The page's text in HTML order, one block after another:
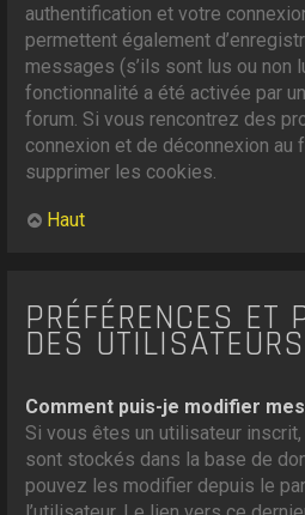
authentification et votre
permettent également
messages (s’ils sont lus ou non
fonctionnalité a été activée par
forum. Si vous rencontrez des
connexion et de déconnexion au
supprimer les cookies.
Haut
PRÉFÉRENCES ET
DES UTILISATEURS
Comment puis-je modifier
Si vous êtes un utilisateur
sont stockés dans la base de
pouvez les modifier depuis le